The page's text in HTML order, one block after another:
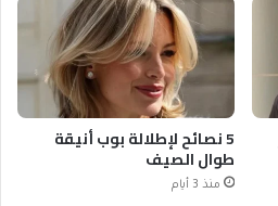
5 نصائح لإطلالة بوب أنيقة
طوال الصيف
منذ 3 أيام